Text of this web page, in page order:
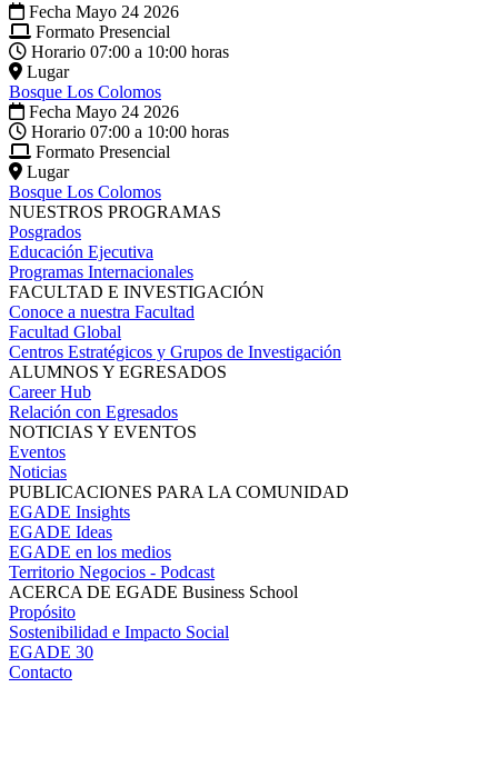
Fecha Mayo 24 2026
Formato Presencial
Horario 07:00 a 10:00 horas
Lugar
Bosque Los Colomos
Fecha Mayo 24 2026
Horario 07:00 a 10:00 horas
Formato Presencial
Lugar
Bosque Los Colomos
NUESTROS PROGRAMAS
Posgrados
Educación Ejecutiva
Programas Internacionales
FACULTAD E INVESTIGACIÓN
Conoce a nuestra Facultad
Facultad Global
Centros Estratégicos y Grupos de Investigación
ALUMNOS Y EGRESADOS
Career Hub
Relación con Egresados
NOTICIAS Y EVENTOS
Eventos
Noticias
PUBLICACIONES PARA LA COMUNIDAD
EGADE Insights
EGADE Ideas
EGADE en los medios
Territorio Negocios - Podcast
ACERCA DE EGADE Business School
Propósito
Sostenibilidad e Impacto Social
EGADE 30
Contacto